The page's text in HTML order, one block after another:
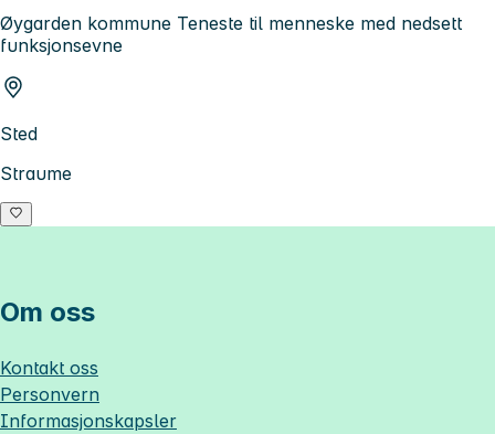
Øygarden kommune Teneste til menneske med nedsett
funksjonsevne
Sted
Straume
Om oss
Kontakt oss
Personvern
Informasjonskapsler